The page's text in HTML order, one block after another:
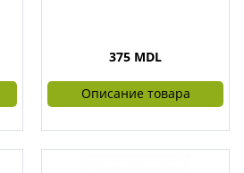
375 MDL
Описание товара